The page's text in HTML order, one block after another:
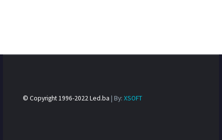
© Copyright 1996-2022 Led.ba | By: XSOFT